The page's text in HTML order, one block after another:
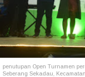
penutupan Open Turnamen
Seberang Sekadau,